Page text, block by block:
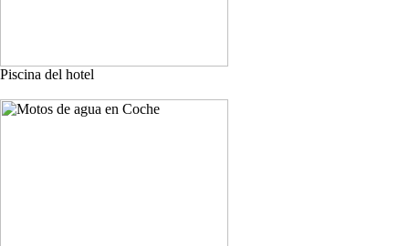
Piscina del hotel